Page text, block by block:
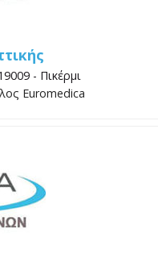
- Πικέρμι
Euromedica